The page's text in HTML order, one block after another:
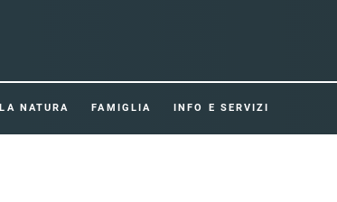
NATURA FAMIGLIA INFO E SERVIZI